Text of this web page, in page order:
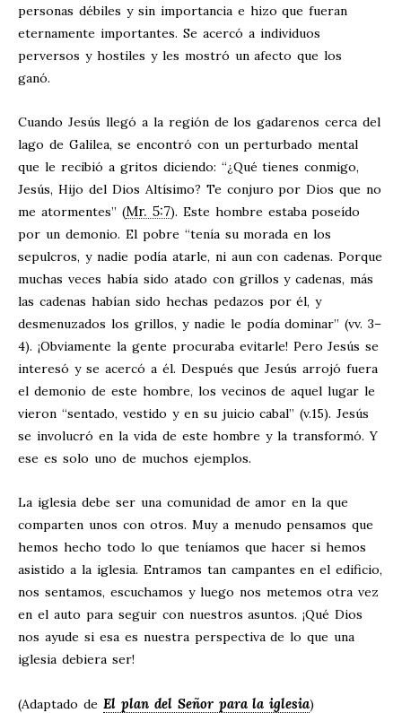
personas débiles y sin importancia e hizo que fueran
eternamente importantes. Se acercó a individuos
perversos y hostiles y les mostró un afecto que los
ganó.
Cuando Jesús llegó a la región de los gadarenos cerca del
lago de Galilea, se encontró con un perturbado mental
que le recibió a gritos diciendo: “¿Qué tienes conmigo,
Jesús, Hijo del Dios Altísimo? Te conjuro por Dios que no
me atormentes” (Mr. 5:7). Este hombre estaba poseído
por un demonio. El pobre “tenía su morada en los
sepulcros, y nadie podía atarle, ni aun con cadenas. Porque
muchas veces había sido atado con grillos y cadenas, más
las cadenas habían sido hechas pedazos por él, y
desmenuzados los grillos, y nadie le podía dominar” (vv. 3–
4). ¡Obviamente la gente procuraba evitarle! Pero Jesús se
interesó y se acercó a él. Después que Jesús arrojó fuera
el demonio de este hombre, los vecinos de aquel lugar le
vieron “sentado, vestido y en su juicio cabal” (v.15). Jesús
se involucró en la vida de este hombre y la transformó. Y
ese es solo uno de muchos ejemplos.
La iglesia debe ser una comunidad de amor en la que
comparten unos con otros. Muy a menudo pensamos que
hemos hecho todo lo que teníamos que hacer si hemos
asistido a la iglesia. Entramos tan campantes en el edificio,
nos sentamos, escuchamos y luego nos metemos otra vez
en el auto para seguir con nuestros asuntos. ¡Qué Dios
nos ayude si esa es nuestra perspectiva de lo que una
iglesia debiera ser!
(Adaptado de El plan del Señor para la iglesia)